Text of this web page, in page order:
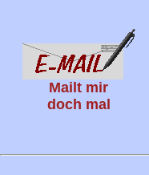
Mailt mir
doch mal